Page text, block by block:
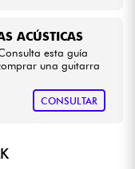
ACÚSTICAS
esta guía
una guitarra
CONSULTAR